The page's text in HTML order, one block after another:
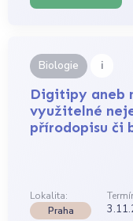
Biologie i
Digitipy aneb
využitelné
přírodopisu či
Lokalita:
Praha